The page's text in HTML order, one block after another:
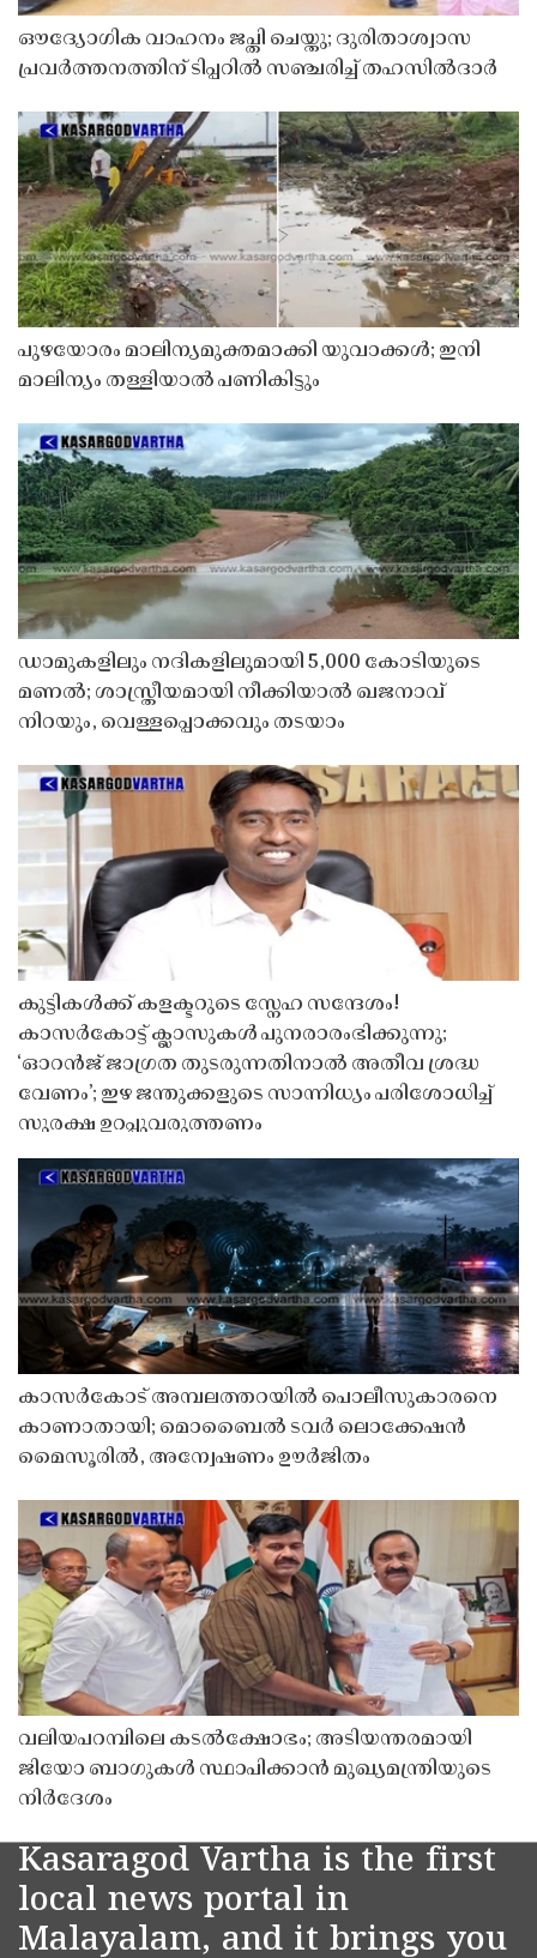
ഔദ്യോഗിക വാഹനം ജപ്തി ചെയ്തു; ദുരിതാശ്വാസ
പ്രവർത്തനത്തിന് ടിപ്പറിൽ സഞ്ചരിച്ച് തഹസിൽദാർ
പുഴയോരം മാലിന്യമുക്തമാക്കി യുവാക്കൾ; ഇനി
മാലിന്യം തള്ളിയാൽ പണികിട്ടും
ഡാമുകളിലും നദികളിലുമായി 5,000 കോടിയുടെ
മണൽ; ശാസ്ത്രീയമായി നീക്കിയാൽ ഖജനാവ്
നിറയും, വെള്ളപ്പൊക്കവും തടയാം
കുട്ടികൾക്ക് കളക്ടറുടെ സ്നേഹ സന്ദേശം!
കാസർകോട്ട് ക്ലാസുകൾ പുനരാരംഭിക്കുന്നു;
‘ഓറൻജ് ജാഗ്രത തുടരുന്നതിനാൽ അതീവ ശ്രദ്ധ
വേണം’; ഇഴ ജന്തുക്കളുടെ സാന്നിധ്യം പരിശോധിച്ച്
സുരക്ഷ ഉറപ്പുവരുത്തണം
കാസർകോട് അമ്പലത്തറയിൽ പൊലീസുകാരനെ
കാണാതായി; മൊബൈൽ ടവർ ലൊക്കേഷൻ
മൈസൂരിൽ, അന്വേഷണം ഊർജിതം
വലിയപറമ്പിലെ കടൽക്ഷോഭം; അടിയന്തരമായി
ജിയോ ബാഗുകൾ സ്ഥാപിക്കാൻ മുഖ്യമന്ത്രിയുടെ
നിർദേശം
Kasaragod Vartha is the first
local news portal in
Malayalam, and it brings you